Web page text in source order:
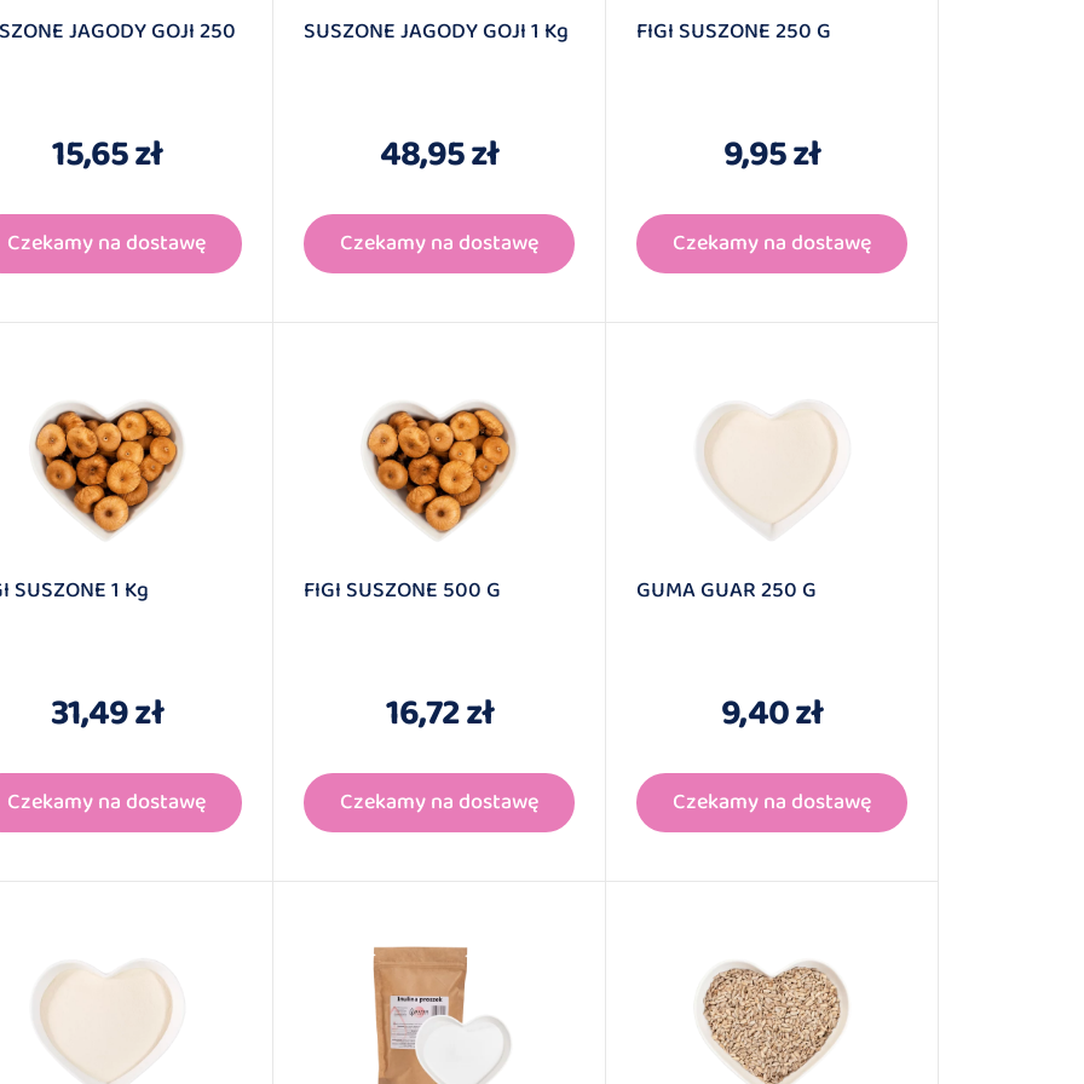
JAGODY GOJI 250
15,65 zł
Czekamy na dostawę
SUSZONE JAGODY GOJI 1 Kg
48,95 zł
Czekamy na dostawę
FIGI SUSZONE 250 G
9,95 zł
Czekamy na dostawę
SUSZONE 1 Kg
31,49 zł
Czekamy na dostawę
FIGI SUSZONE 500 G
16,72 zł
Czekamy na dostawę
GUMA GUAR 250 G
9,40 zł
Czekamy na dostawę